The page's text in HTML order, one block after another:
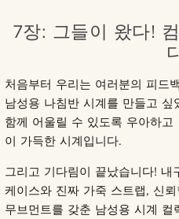
7장: 그들이 왔다!
처음부터 우리는 여러분의 피드
남성용 나침반 시계를 만들고
함께 어울릴 수 있도록 우아하
이 가득한 시계입니다.
그리고 기다림이 끝났습니다! 내
케이스와 진짜 가죽 스트랩, 신
무브먼트를 갖춘 남성용 시계